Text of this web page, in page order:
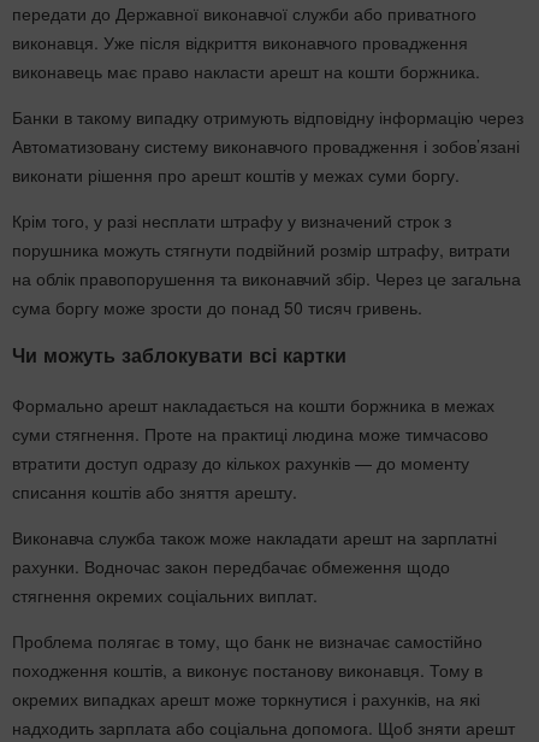
передати до Державної виконавчої служби або приватного
виконавця. Уже після відкриття виконавчого провадження
виконавець має право накласти арешт на кошти боржника.
Банки в такому випадку отримують відповідну інформацію через
Автоматизовану систему виконавчого провадження і зобов’язані
виконати рішення про арешт коштів у межах суми боргу.
Крім того, у разі несплати штрафу у визначений строк з
порушника можуть стягнути подвійний розмір штрафу, витрати
на облік правопорушення та виконавчий збір. Через це загальна
сума боргу може зрости до понад 50 тисяч гривень.
Чи можуть заблокувати всі картки
Формально арешт накладається на кошти боржника в межах
суми стягнення. Проте на практиці людина може тимчасово
втратити доступ одразу до кількох рахунків — до моменту
списання коштів або зняття арешту.
Виконавча служба також може накладати арешт на зарплатні
рахунки. Водночас закон передбачає обмеження щодо
стягнення окремих соціальних виплат.
Проблема полягає в тому, що банк не визначає самостійно
походження коштів, а виконує постанову виконавця. Тому в
окремих випадках арешт може торкнутися і рахунків, на які
надходить зарплата або соціальна допомога. Щоб зняти арешт